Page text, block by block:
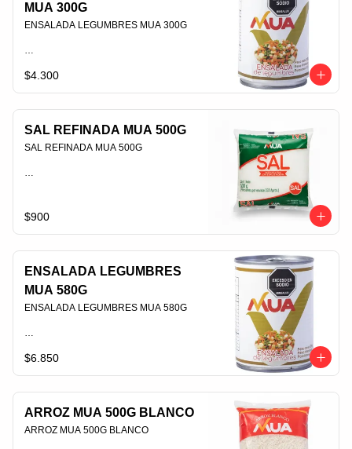
MUA 300G
ENSALADA LEGUMBRES MUA 300G
$4.300
SAL REFINADA MUA 500G
SAL REFINADA MUA 500G
PLU 009824
$900
ENSALADA LEGUMBRES
MUA 580G
ENSALADA LEGUMBRES MUA 580G
$6.850
ARROZ MUA 500G BLANCO
ARROZ MUA 500G BLANCO